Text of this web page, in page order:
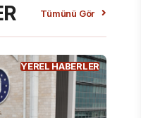
Tümünü Gör
YEREL HABERLER